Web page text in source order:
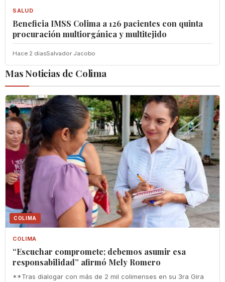
SALUD
Beneficia IMSS Colima a 126 pacientes con quinta
procuración multiorgánica y multitejido
Hace 2 diasSalvador Jacobo
Mas Noticias de Colima
COLIMA
COLIMA
“Escuchar compromete; debemos asumir esa
responsabilidad” afirmó Mely Romero
**Tras dialogar con más de 2 mil colimenses en su 3ra Gira